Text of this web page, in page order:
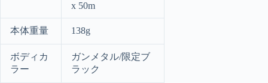
x 50m
本体重量 138g
ボディカ
ラー
ガンメタル/限定ブ
ラック